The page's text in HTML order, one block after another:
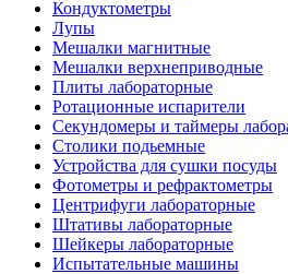
Кондуктометры
Лупы
Мешалки магнитные
Мешалки верхнеприводные
Плиты лабораторные
Ротационные испарители
Секундомеры и таймеры
Столики подьемные
Устройства для сушки посуды
Фотометры и рефрактометры
Центрифуги лабораторные
Штативы лабораторные
Шейкеры лабораторные
Испытательные машины